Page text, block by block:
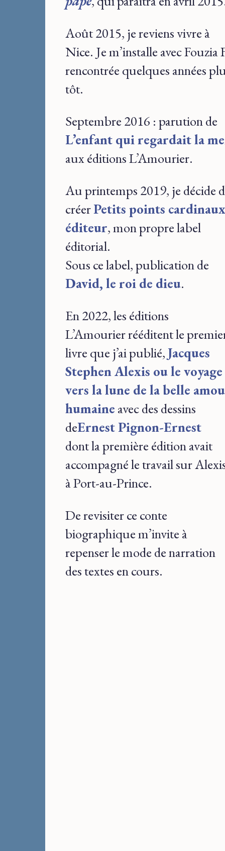
Août 2015, je reviens vivre à
Nice. Je m’installe avec Fouzia
rencontrée quelques années
tôt.
Septembre 2016 : parution de
L’enfant qui regardait la
aux éditions L’Amourier.
Au printemps 2019, je décide
créerPetits points cardinaux
éditeur, mon propre label
éditorial.
Sous ce label, publication de
David, le roi de dieu.
En 2022, les éditions
L’Amourier rééditent le
livre que j’ai publié,Jacques
Stephen Alexis ou le voyage
vers la lune de la belle
humaine avec des dessins
deErnest Pignon-Ernest
dont la première édition avait
accompagné le travail sur
à Port-au-Prince.
De revisiter ce conte
biographique m’invite à
repenser le mode de narration
des textes en cours.